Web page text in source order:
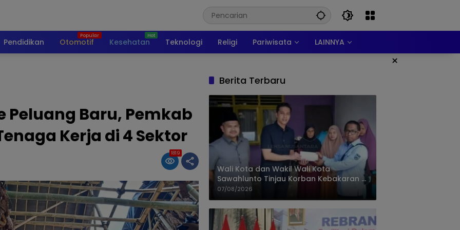
Pendidikan Otomotif Kesehatan Teknologi Religi Pariwisata LAINNYA
×
Peluang Baru, Pemkab
Kerja di 4 Sektor
1819
Berita Terbaru
Wali Kota dan Wakil Wali Kota
Sawahlunto Tinjau Korban Kebakaran di
Sikalang, Pastikan Bantuan dan Perkuat
Mitigasi Bencana
07/08/2026